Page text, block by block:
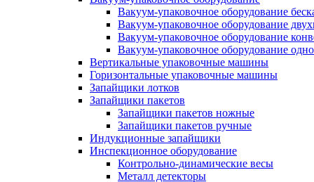
Вакуум-упаковочное оборудование
Вакуум-упаковочное оборудование
Вакуум-упаковочное оборудование
Вакуум-упаковочное оборудование
Вертикальные упаковочные машины
Горизонтальные упаковочные машины
Запайщики лотков
Запайщики пакетов
Запайщики пакетов ножные
Запайщики пакетов ручные
Индукционные запайщики
Инспекционное оборудование
Контрольно-динамические весы
Металл детекторы